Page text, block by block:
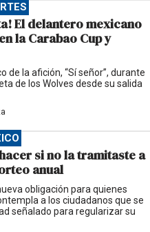
El delantero mexicano
la Carabao Cup y
de la afición, “Sí señor”, durante
de los Wolves desde su salida
si no la tramitaste a
anual
obligación para quienes
a los ciudadanos que se
señalado para regularizar su